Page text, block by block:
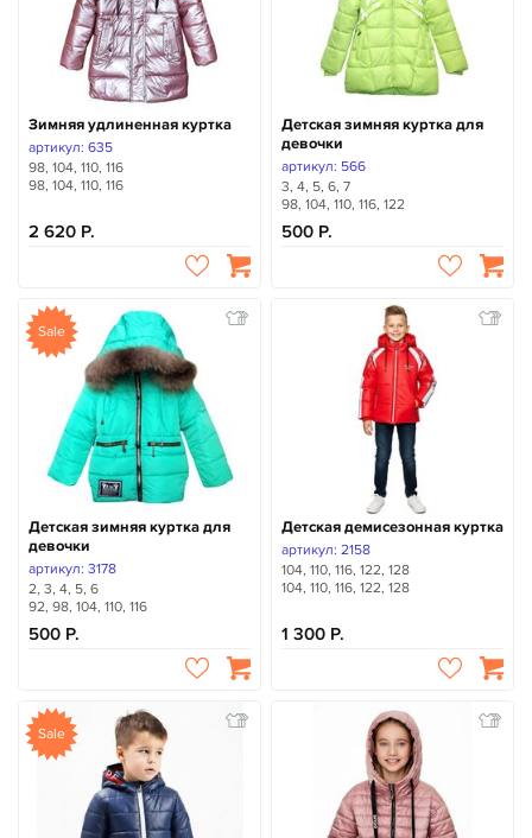
Зимняя удлиненная куртка
артикул: 635
98, 104, 110, 116
98, 104, 110, 116
2 620
Детская зимняя куртка для
девочки
артикул: 566
3, 4, 5, 6, 7
98, 104, 110, 116, 122
500
Sale
Детская зимняя куртка для
девочки
артикул: 3178
2, 3, 4, 5, 6
92, 98, 104, 110, 116
500
Детская демисезонная куртка
артикул: 2158
104, 110, 116, 122, 128
104, 110, 116, 122, 128
1 300
Sale